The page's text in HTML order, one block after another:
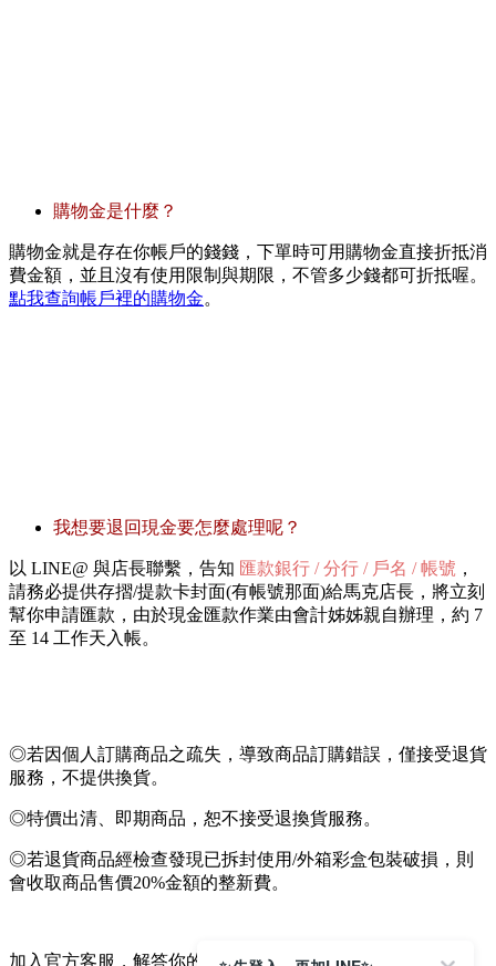
購物金是什麼？
購物金就是存在你帳戶的錢錢，下單時可用購物金直接折抵消
費金額，並且沒有使用限制與期限，不管多少錢都可折抵喔。
點我查詢帳戶裡的購物金。
我想要退回現金要怎麼處理呢？
以 LINE@ 與店長聯繫，告知 匯款銀行 / 分行 / 戶名 / 帳號 ，
請務必提供存摺/提款卡封面(有帳號那面)給馬克店長，將立刻
幫你申請匯款，由於現金匯款作業由會計姊姊親自辦理，約 7
至 14 工作天入帳。
◎若因個人訂購商品之疏失，導致商品訂購錯誤，僅接受退貨
服務，不提供換貨。
◎特價出清、即期商品，恕不接受退換貨服務。
◎若退貨商品經檢查發現已拆封使用/外箱彩盒包裝破損，則
會收取商品售價20%金額的整新費。
加入官方客服，解答你的更多問題：